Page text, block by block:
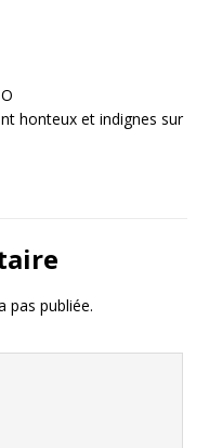
honteux et indignes sur
pas publiée.